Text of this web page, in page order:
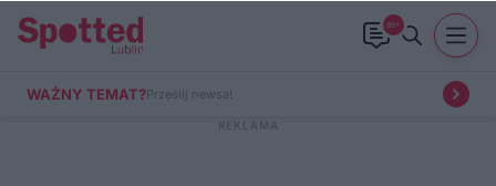
99+
WAŻNY TEMAT?Prześlij newsa!